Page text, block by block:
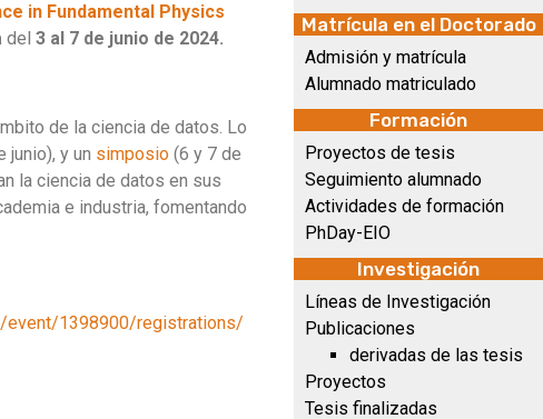
in Fundamental Physics
del 3 al 7 de junio de 2024.
de la ciencia de datos. Lo
junio), y un simposio (6 y 7 de
la ciencia de datos en sus
e industria, fomentando
event/1398900/registrations/
Matrícula en el Doctorado
Admisión y matrícula
Alumnado matriculado
Formación
Proyectos de tesis
Seguimiento alumnado
Actividades de formación
PhDay-EIO
Investigación
Líneas de Investigación
Publicaciones
derivadas de las tesis
Proyectos
Tesis finalizadas